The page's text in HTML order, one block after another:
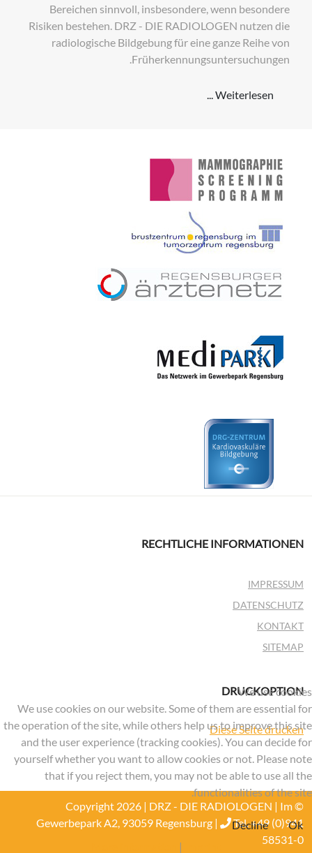
Bereichen sinnvoll, insbesondere, wenn besondere
Risiken bestehen. DRZ - DIE RADIOLOGEN nutzen die
radiologische Bildgebung für eine ganze Reihe von
Früherkennungsuntersuchungen.
Weiterlesen ...
RECHTLICHE INFORMATIONEN
IMPRESSUM
DATENSCHUTZ
KONTAKT
SITEMAP
DRUCKOPTION
Diese Seite drucken
© Copyright 2026 | DRZ - DIE RADIOLOGEN | Im
Gewerbepark A2, 93059 Regensburg |
Tel. +49 (0)941
58531-0
We use cookies
We use cookies on our website. Some of them are essential for
the operation of the site, while others help us to improve this site
and the user experience (tracking cookies). You can decide for
yourself whether you want to allow cookies or not. Please note
that if you reject them, you may not be able to use all the
functionalities of the site.
Ok
Decline
|